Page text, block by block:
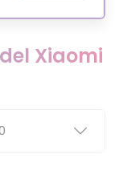
Xiaomi